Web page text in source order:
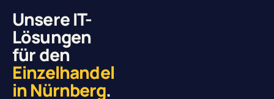
Unsere IT-
Lösungen
für den
Einzelhandel
in Nürnberg.